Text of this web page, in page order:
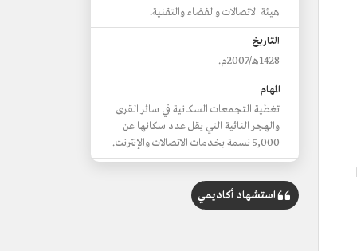
هيئة الاتصالات والفضاء والتقنية.
التاريخ
1428هـ/2007م.
المهام
تغطية التجمعات السكانية في سائر القرى
والهجر النائية التي يقل عدد سكانها عن
5,000 نسمة بخدمات الاتصالات والإنترنت.
منطقة القصيم
استشهاد أكاديمي